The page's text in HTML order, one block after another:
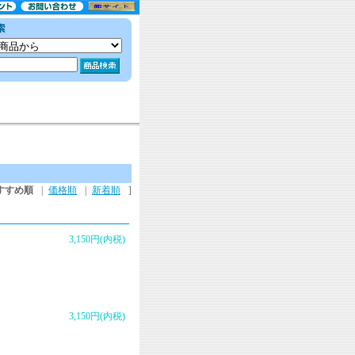
すめ順 価格順 新着順
]
3,150円(内税)
3,150円(内税)